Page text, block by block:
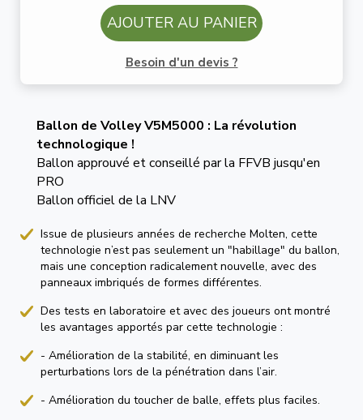
AJOUTER AU PANIER
Besoin d'un devis ?
Ballon de Volley V5M5000 : La révolution
technologique !
Ballon approuvé et conseillé par la FFVB jusqu'en
PRO
Ballon officiel de la LNV
Issue de plusieurs années de recherche Molten, cette
technologie n’est pas seulement un "habillage" du ballon,
mais une conception radicalement nouvelle, avec des
panneaux imbriqués de formes différentes.
Des tests en laboratoire et avec des joueurs ont montré
les avantages apportés par cette technologie :
- Amélioration de la stabilité, en diminuant les
perturbations lors de la pénétration dans l’air.
- Amélioration du toucher de balle, effets plus faciles.